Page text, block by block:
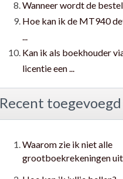
Wanneer wordt de
Hoe kan ik de MT940
...
Kan ik als boekhouder
licentie een ...
Recent toegevoegd
Waarom zie ik niet alle
grootboekrekeningen uit